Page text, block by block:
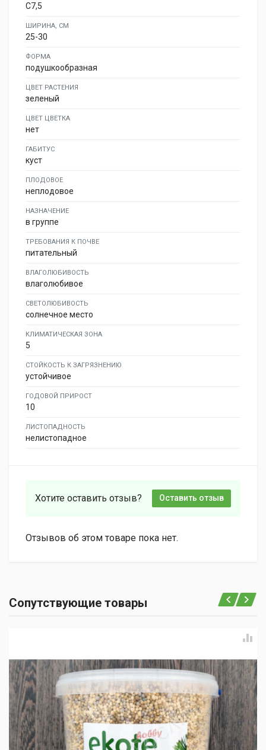
C7,5
ШИРИНА, СМ
25-30
ФОРМА
подушкообразная
ЦВЕТ РАСТЕНИЯ
зеленый
ЦВЕТ ЦВЕТКА
нет
ГАБИТУС
куст
ПЛОДОВОЕ
неплодовое
НАЗНАЧЕНИЕ
в группе
ТРЕБОВАНИЯ К ПОЧВЕ
питательный
ВЛАГОЛЮБИВОСТЬ
влаголюбивое
СВЕТОЛЮБИВОСТЬ
солнечное место
КЛИМАТИЧЕСКАЯ ЗОНА
5
СТОЙКОСТЬ К ЗАГРЯЗНЕНИЮ
устойчивое
ГОДОВОЙ ПРИРОСТ
10
ЛИСТОПАДНОСТЬ
нелистопадное
Хотите оставить отзыв? Оставить отзыв
Отзывов об этом товаре пока нет.
Сопутствующие товары